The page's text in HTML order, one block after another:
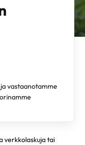
vastaanotamme
verkkolaskuja tai